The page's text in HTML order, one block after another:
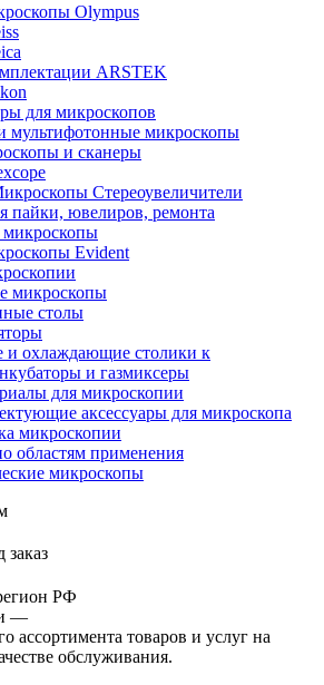
Olympus
ARSTEK
для микроскопов
мультифотонные микроскопы
и сканеры
Стереоувеличители
пайки, ювелиров, ремонта
Evident
микроскопы
столы
и охлаждающие столики к
и газмиксеры
для микроскопии
аксессуары для микроскопа
микроскопии
областям применения
микроскопы
заказ
—
ассортимента товаров и услуг на
обслуживания.